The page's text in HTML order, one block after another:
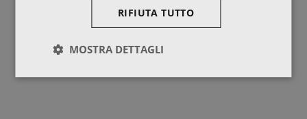
RIFIUTA TUTTO
MOSTRA DETTAGLI